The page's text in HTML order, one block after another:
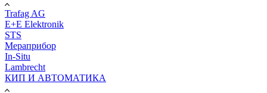
Trafag AG
E+E Elektronik
STS
Мераприбор
In-Situ
Lambrecht
КИП И АВТОМАТИКА